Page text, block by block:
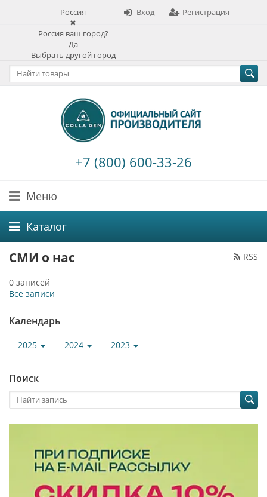
Россия
✖
Россия ваш город?
Да
Выбрать другой город
Вход Регистрация
+7 (800) 600-33-26
Меню
Каталог
RSS
СМИ о нас
0 записей
Все записи
Календарь
2025 2024 2023
Поиск